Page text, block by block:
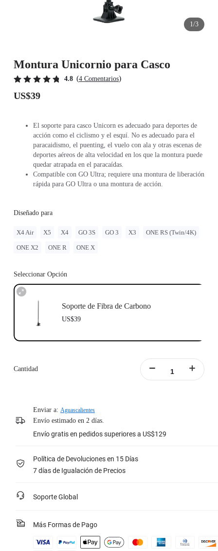
1/3
Montura Unicornio para Casco
4.8 (4 Comentarios)
US$39
El soporte para casco Unicorn es adecuado para deportes de
acción como el ciclismo y el esquí. No es adecuado para el
paracaidismo, el puenting, el vuelo con ala y otras escenas de
deportes aéreos de alta velocidad en los que la montura puede
quedar atrapada en el paracaídas.
Compatible con GO Ultra; requiere una montura de liberación
rápida para GO Ultra o una montura de acción.
Diseñado para
X4 Air X5 X4 GO 3S GO 3 X3 ONE RS (Twin/4K)
ONE X2 ONE R ONE X
Seleccionar Opción
Soporte de Fibra de Carbono
US$39
Cantidad
Enviar a: Aguascalientes
Envío estimado en 2 días.
Envío gratis en pedidos superiores a US$129
Política de Devoluciones en 15 Días
7 días de Igualación de Precios
Soporte Global
Más Formas de Pago